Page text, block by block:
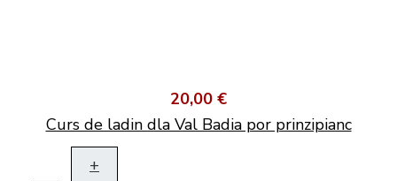
20,00 €
Curs de ladin dla Val Badia por prinzipianc
+